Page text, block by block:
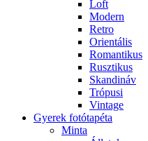
Loft
Modern
Retro
Orientális
Romantikus
Rusztikus
Skandináv
Trópusi
Vintage
Gyerek fotótapéta
Minta